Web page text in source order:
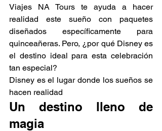
Viajes NA Tours te ayuda a hacer
realidad este sueño con paquetes
diseñados específicamente para
quinceañeras. Pero, ¿por qué Disney es
el destino ideal para esta celebración
tan especial?
Disney es el lugar donde los sueños se
hacen realidad
Un destino lleno de
magia